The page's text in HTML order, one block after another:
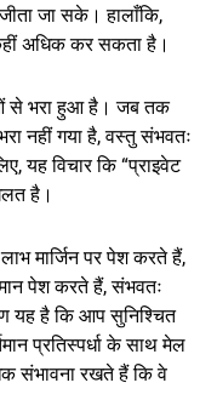
जा सके। हालाँकि,
अधिक कर सकता है।
से भरा हुआ है। जब तक
नहीं गया है, वस्तु संभवतः
यह विचार कि “प्राइवेट
है।
मार्जिन पर पेश करते हैं,
पेश करते हैं, संभवतः
यह है कि आप सुनिश्चित
प्रतिस्पर्धा के साथ मेल
संभावना रखते हैं कि वे